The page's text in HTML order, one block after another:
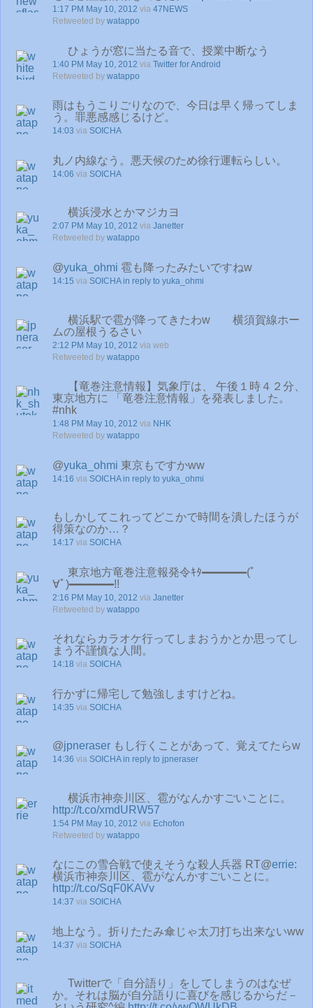
1:17 PM May 10, 2012 via 47NEWS
Retweeted by watappo
ひょうが窓に当たる音で、授業中断なう
1:40 PM May 10, 2012 via Twitter for Android
Retweeted by watappo
雨はもうこりごりなので、今日は早く帰ってしま
う。罪悪感感じるけど。
14:03 via SOICHA
丸ノ内線なう。悪天候のため徐行運転らしい。
14:06 via SOICHA
横浜浸水とかマジカヨ
2:07 PM May 10, 2012 via Janetter
Retweeted by watappo
@yuka_ohmi 雹も降ったみたいですねw
14:15 via SOICHA in reply to yuka_ohmi
横浜駅で雹が降ってきたわw 横須賀線ホー
ムの屋根うるさい
2:12 PM May 10, 2012 via web
Retweeted by watappo
【竜巻注意情報】気象庁は、 午後１時４２分、
東京地方に 「竜巻注意情報」を発表しました。
#nhk
1:48 PM May 10, 2012 via NHK
Retweeted by watappo
@yuka_ohmi 東京もですかww
14:16 via SOICHA in reply to yuka_ohmi
もしかしてこれってどこかで時間を潰したほうが
得策なのか…？
14:17 via SOICHA
東京地方竜巻注意報発令ｷﾀ━━━━(ﾟ
∀ﾟ)━━━━!!
2:16 PM May 10, 2012 via Janetter
Retweeted by watappo
それならカラオケ行ってしまおうかとか思ってし
まう不謹慎な人間。
14:18 via SOICHA
行かずに帰宅して勉強しますけどね。
14:35 via SOICHA
@jpneraser もし行くことがあって、覚えてたらw
14:36 via SOICHA in reply to jpneraser
横浜市神奈川区、雹がなんかすごいことに。
http://t.co/xmdURW57
1:54 PM May 10, 2012 via Echofon
Retweeted by watappo
なにこの雪合戦で使えそうな殺人兵器 RT@errie:
横浜市神奈川区、雹がなんかすごいことに。
http://t.co/SqF0KAVv
14:37 via SOICHA
地上なう。折りたたみ傘じゃ太刀打ち出来ないww
14:37 via SOICHA
Twitterで「自分語り」をしてしまうのはなぜ
か。それは脳が自分語りに喜びを感じるからだ－